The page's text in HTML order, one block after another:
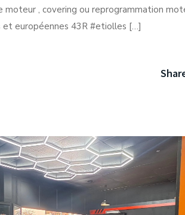
moteur , covering ou reprogrammation
européennes 43R #etiolles […]